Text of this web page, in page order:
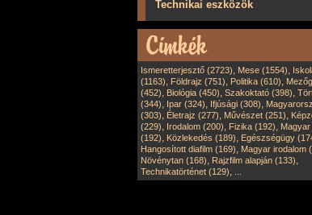
Technikai eszközök
Ismeretterjesztő (2723), Mese (1554),
(1163), Földrajz (751), Politika (610),
(452), Biológia (450), Szakoktató (398),
(344), Ipar (324), Ifjúsági (308),
(303), Életrajz (277), Művészet (251),
(229), Irodalom (200), Fizika (192),
(192), Közlekedés (189), Egészségügy
Hangosított diafilm (169), Magyar irodalom
Növénytan (168), Rajzfilm alapján (133),
Technikatörténet (129),